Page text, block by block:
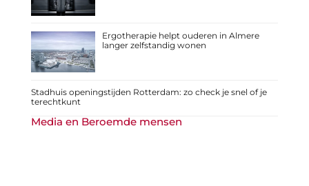
Ergotherapie helpt ouderen in Almere
langer zelfstandig wonen
Stadhuis openingstijden Rotterdam: zo check je snel of je
terechtkunt
Media en Beroemde mensen